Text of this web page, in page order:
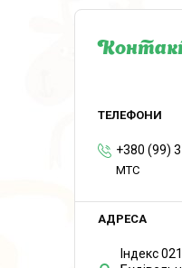
+380 (99)
MTC
Індекс